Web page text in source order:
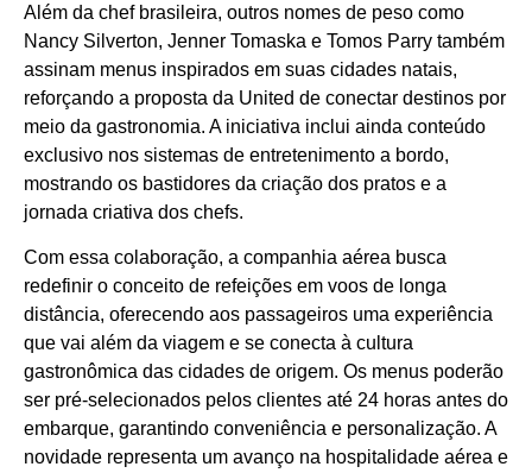
Além da chef brasileira, outros nomes de peso como
Nancy Silverton, Jenner Tomaska e Tomos Parry também
assinam menus inspirados em suas cidades natais,
reforçando a proposta da United de conectar destinos por
meio da gastronomia. A iniciativa inclui ainda conteúdo
exclusivo nos sistemas de entretenimento a bordo,
mostrando os bastidores da criação dos pratos e a
jornada criativa dos chefs.
Com essa colaboração, a companhia aérea busca
redefinir o conceito de refeições em voos de longa
distância, oferecendo aos passageiros uma experiência
que vai além da viagem e se conecta à cultura
gastronômica das cidades de origem. Os menus poderão
ser pré-selecionados pelos clientes até 24 horas antes do
embarque, garantindo conveniência e personalização. A
novidade representa um avanço na hospitalidade aérea e